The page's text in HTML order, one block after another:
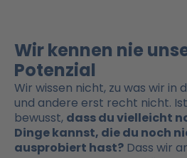
Wir kennen nie
Potenzial
Wir wissen nicht, zu was wir in
und andere erst recht nicht.
bewusst, dass du vielleicht
Dinge kannst, die du noch
ausprobiert hast? Dass wir